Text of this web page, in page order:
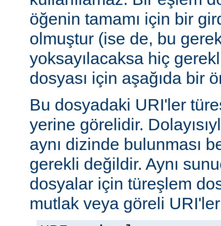
öğenin tamamı için bir
olmuştur (ise de, bu
yoksayılacaksa hiç
dosyası için aşağıda bir
Bu dosyadaki URI'ler
yerine görelidir.
aynı dizinde bulunması
gerekli değildir. Aynı
dosyalar için türeşlem
mutlak veya göreli